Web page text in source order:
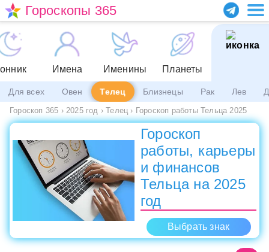
Гороскопы 365
Имена Именины Планеты
Для всех Овен Телец Близнецы Рак Лев
Гороскоп 365 › 2025 год › Телец › Гороскоп работы Тельца 2025
Гороскоп
работы, карьеры
и финансов
Тельца на 2025
год
Выбрать знак